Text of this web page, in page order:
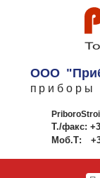
ООО
Т./факс:
Моб.Т: